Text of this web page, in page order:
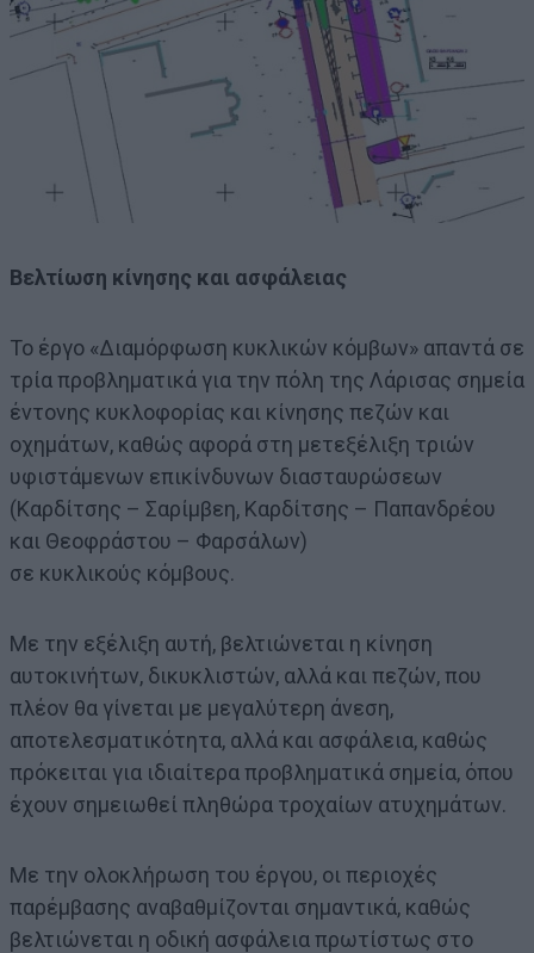
Βελτίωση κίνησης και ασφάλειας
Το έργο «Διαμόρφωση κυκλικών κόμβων» απαντά σε
τρία προβληματικά για την πόλη της Λάρισας σημεία
έντονης κυκλοφορίας και κίνησης πεζών και
οχημάτων, καθώς αφορά στη μετεξέλιξη τριών
υφιστάμενων επικίνδυνων διασταυρώσεων
(Καρδίτσης – Σαρίμβεη, Καρδίτσης – Παπανδρέου
και Θεοφράστου – Φαρσάλων)
σε κυκλικούς κόμβους.
Με την εξέλιξη αυτή, βελτιώνεται η κίνηση
αυτοκινήτων, δικυκλιστών, αλλά και πεζών, που
πλέον θα γίνεται με μεγαλύτερη άνεση,
αποτελεσματικότητα, αλλά και ασφάλεια, καθώς
πρόκειται για ιδιαίτερα προβληματικά σημεία, όπου
έχουν σημειωθεί πληθώρα τροχαίων ατυχημάτων.
Με την ολοκλήρωση του έργου, οι περιοχές
παρέμβασης αναβαθμίζονται σημαντικά, καθώς
βελτιώνεται η οδική ασφάλεια πρωτίστως στο